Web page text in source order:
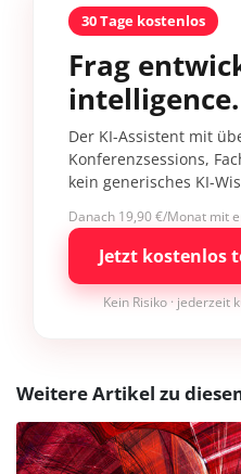
30 Tage kostenlos
Frag
intelligence.
Der KI-Assistent mit
Konferenzsessions,
kein generisches KI-
Danach 19,90 €/Monat mit
Jetzt kostenlos
Kein Risiko · jederzeit
Weitere Artikel zu